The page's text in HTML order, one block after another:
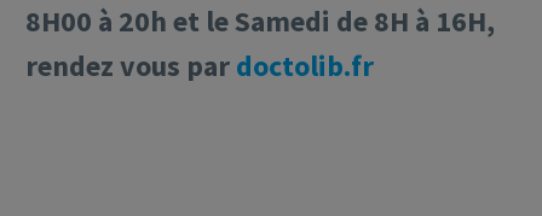
8H00 à 20h et le Samedi de 8H à 16H,
rendez vous pardoctolib.fr